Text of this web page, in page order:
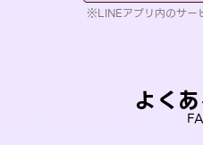
※LINEアプリ内のサー
よく